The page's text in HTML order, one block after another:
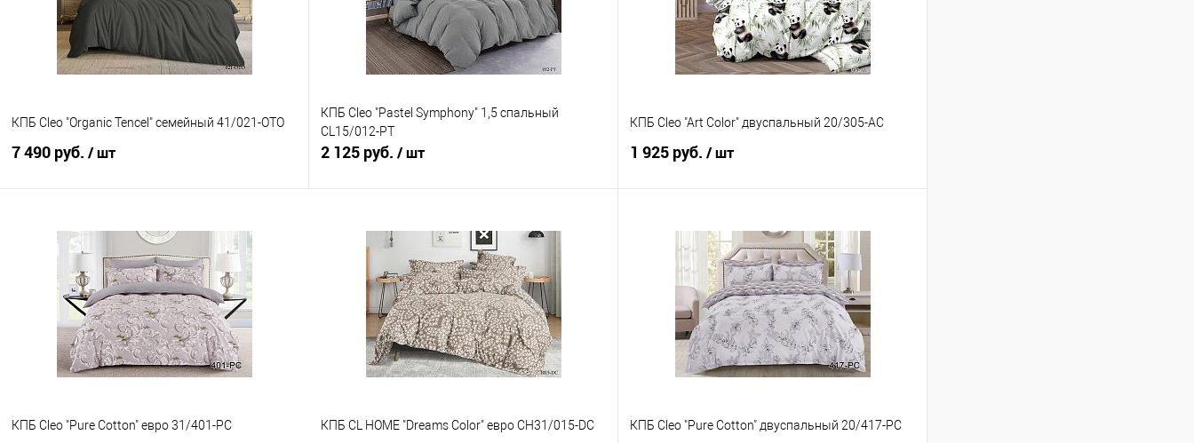
КПБ Cleo "Organic Tencel" семейный 41/021-OTO
7 490 руб. / шт
Купить в 1 клик
Сравнение
В избранное
В наличии
КПБ Cleo "Pastel Symphony" 1,5 спальный
CL15/012-PT
2 125 руб. / шт
Купить в 1 клик
Сравнение
В избранное
В наличии
КПБ Cleo "Art Color" двуспальный 20/305-AC
1 925 руб. / шт
Купить в 1 клик
Сравнение
В избранное
В наличии
КПБ Cleo "Pure Cotton" евро 31/401-PC КПБ CL HOME "Dreams Color" евро CH31/015-DC КПБ Cleo "Pure Cotton" двуспальный 20/417-PC